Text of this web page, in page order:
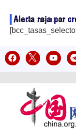
Alerta roja por
julio 28, 202613:42